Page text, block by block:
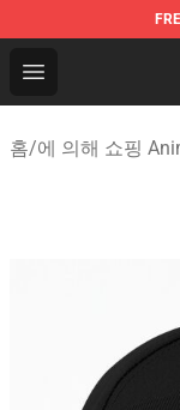
Open menu
Anime Cap
홈/에 의해 쇼핑